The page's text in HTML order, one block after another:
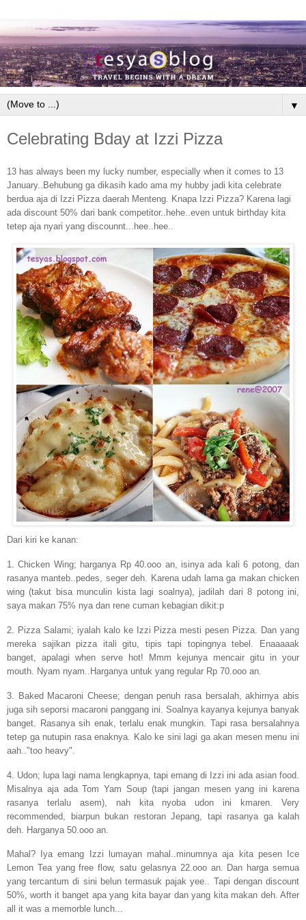
▼
Celebrating Bday at Izzi Pizza
13 has always been my lucky number, especially when it comes to 13
January..Behubung ga dikasih kado ama my hubby jadi kita celebrate
berdua aja di Izzi Pizza daerah Menteng. Knapa Izzi Pizza? Karena lagi
ada discount 50% dari bank competitor..hehe..even untuk birthday kita
tetep aja nyari yang discounnt...hee..hee..
Dari kiri ke kanan:
1. Chicken Wing; harganya Rp 40.ooo an, isinya ada kali 6 potong, dan
rasanya manteb..pedes, seger deh. Karena udah lama ga makan chicken
wing (takut bisa munculin kista lagi soalnya), jadilah dari 8 potong ini,
saya makan 75% nya dan rene cuman kebagian dikit:p
2. Pizza Salami; iyalah kalo ke Izzi Pizza mesti pesen Pizza. Dan yang
mereka sajikan pizza itali gitu, tipis tapi topingnya tebel. Enaaaaak
banget, apalagi when serve hot! Mmm kejunya mencair gitu in your
mouth. Nyam nyam..Harganya untuk yang regular Rp 70.ooo an.
3. Baked Macaroni Cheese; dengan penuh rasa bersalah, akhirnya abis
juga sih seporsi macaroni panggang ini. Soalnya kayanya kejunya banyak
banget. Rasanya sih enak, terlalu enak mungkin. Tapi rasa bersalahnya
tetep ga nutupin rasa enaknya. Kalo ke sini lagi ga akan mesen menu ini
aah.."too heavy".
4. Udon; lupa lagi nama lengkapnya, tapi emang di Izzi ini ada asian food.
Misalnya aja ada Tom Yam Soup (tapi jangan mesen yang ini karena
rasanya terlalu asem), nah kita nyoba udon ini kmaren. Very
recommended, biarpun bukan restoran Jepang, tapi rasanya ga kalah
deh. Harganya 50.ooo an.
Mahal? Iya emang Izzi lumayan mahal..minumnya aja kita pesen Ice
Lemon Tea yang free flow, satu gelasnya 22.ooo an. Dan harga semua
yang tercantum di sini belun termasuk pajak yee.. Tapi dengan discount
50%, worth it banget apa yang kita bayar dan yang kita makan deh. After
all it was a memorble lunch...